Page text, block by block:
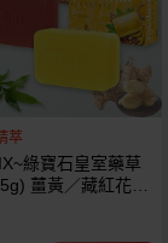
萃
綠寶石皇室藥草
薑黃／藏紅花／